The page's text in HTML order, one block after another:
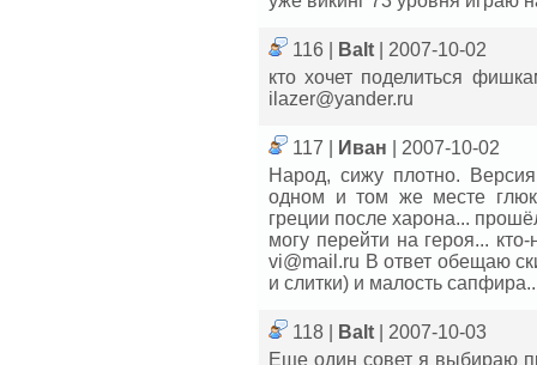
116 | Balt
| 2007-10-02
кто хочет поделиться
ilazer@yander.ru
117 | Иван
| 2007-10-02
Народ, сижу плотно.
одном и том же месте
греции после харона...
могу перейти на героя...
vi@mail.ru В ответ обещаю
и слитки) и малость
118 | Balt
| 2007-10-03
Еще один совет я выбираю